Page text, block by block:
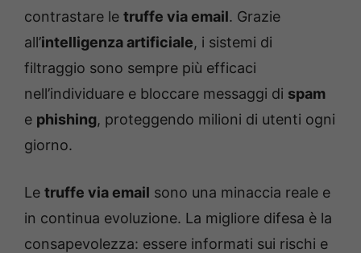
contrastare le truffe via email. Grazie
all’intelligenza artificiale, i sistemi di
filtraggio sono sempre più efficaci
nell’individuare e bloccare messaggi di spam
e phishing, proteggendo milioni di utenti ogni
giorno.
Le truffe via email sono una minaccia reale e
in continua evoluzione. La migliore difesa è la
consapevolezza: essere informati sui rischi e